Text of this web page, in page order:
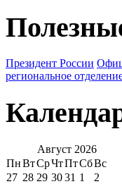
Президент России
региональное
Август 2026
ПнВтСрЧтПтСбВс
27 28 29 3031 1
2